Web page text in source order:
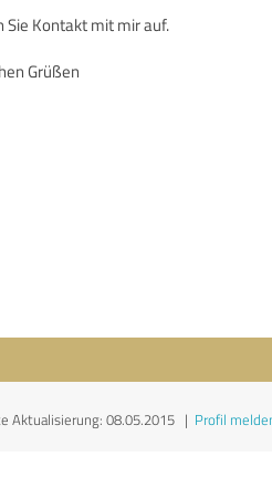
Aktualisierung: 08.05.2015 | Profil